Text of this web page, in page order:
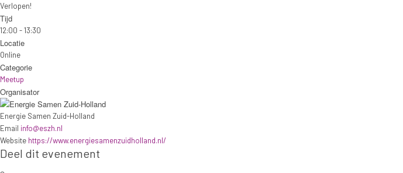
Verlopen!
Tijd
12:00 - 13:30
Locatie
Online
Categorie
Meetup
Organisator
Energie Samen Zuid-Holland
Email info@eszh.nl
Website https://www.energiesamenzuidholland.nl/
Deel dit evenement